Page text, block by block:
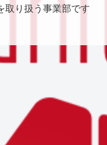
取り扱う事業部です